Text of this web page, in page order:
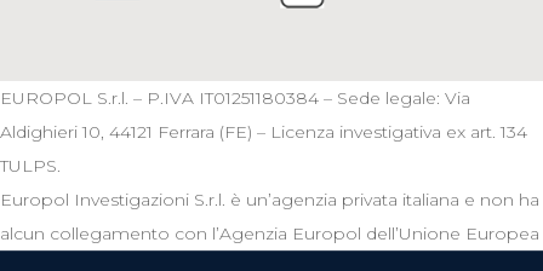
EUROPOL S.r.l. – P.IVA IT01251180384 – Sede legale: Via
Aldighieri 10, 44121 Ferrara (FE) – Licenza investigativa ex art. 134
TULPS.
Europol Investigazioni S.r.l. è un’agenzia privata italiana e non ha
alcun collegamento con l’Agenzia Europol dell’Unione Europea